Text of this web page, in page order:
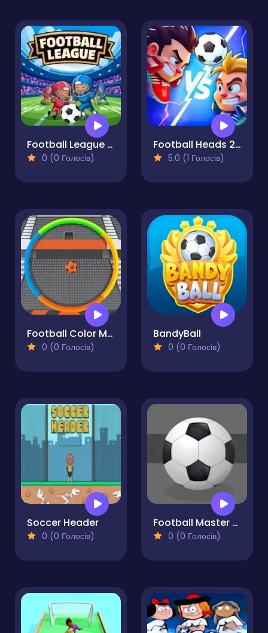
Football League Game
0 (0 Голосів)
Football Heads 2025
5.0 (1 Голосів)
Football Color Matcher
0 (0 Голосів)
BandyBall
0 (0 Голосів)
Soccer Header
0 (0 Голосів)
Football Master Arcade
0 (0 Голосів)